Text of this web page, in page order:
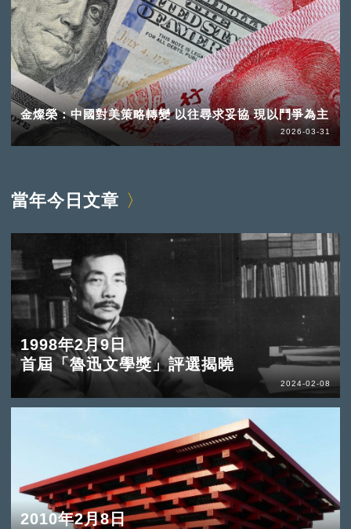
金燦榮：中國對美策略轉變 以往尋求妥協 現以鬥爭為主
2026-03-31
當年今日文章
1998年2月9日
首屆「魯迅文學獎」評選揭曉
2024-02-08
2010年2月8日